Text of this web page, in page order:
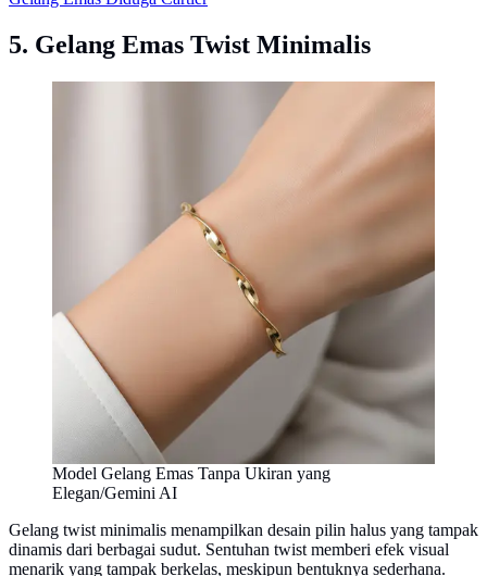
5. Gelang Emas Twist Minimalis
Model Gelang Emas Tanpa Ukiran yang
Elegan/Gemini AI
Gelang twist minimalis menampilkan desain pilin halus yang tampak
dinamis dari berbagai sudut. Sentuhan twist memberi efek visual
menarik yang tampak berkelas, meskipun bentuknya sederhana.